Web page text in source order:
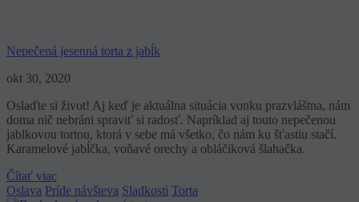
Nepečená jesenná torta z jabĺk
okt 30, 2020
Oslaďte si život! Aj keď je aktuálna situácia vonku prazvláštna, nám
doma nič nebráni spraviť si radosť. Napríklad aj touto nepečenou
jablkovou tortou, ktorá v sebe má všetko, čo nám ku šťastiu stačí.
Karamelové jabĺčka, voňavé orechy a obláčiková šlahačka.
Čítať viac
Oslava Príde návšteva Sladkosti Torta